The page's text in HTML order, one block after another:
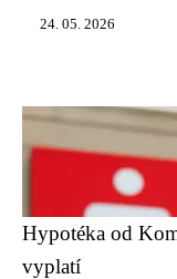
24. 05. 2026
Hypotéka od
vyplatí